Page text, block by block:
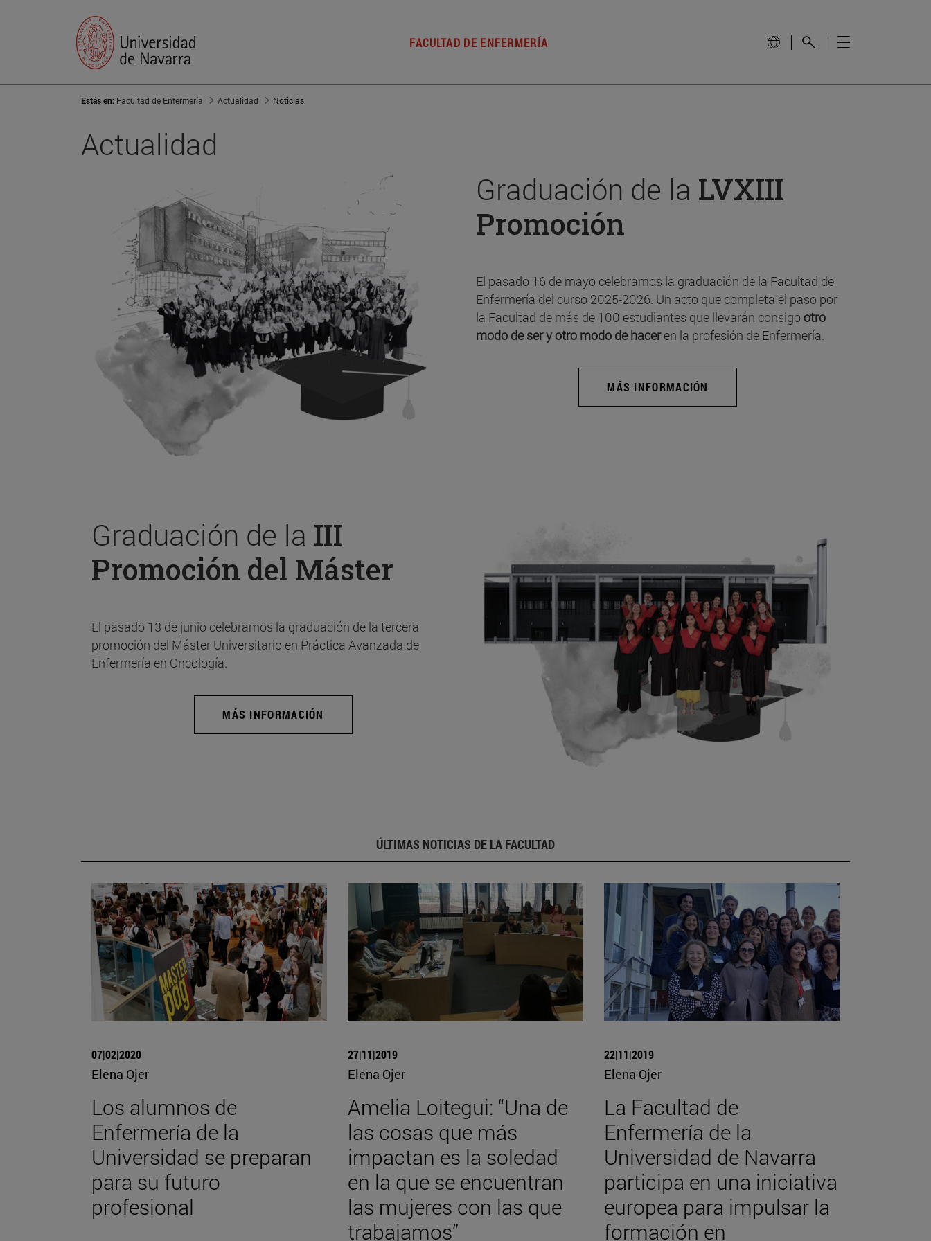
FACULTAD DE ENFERMERÍA
Estás en: Facultad de Enfermería Actualidad Noticias
Actualidad
Graduación de la LVXIII
Promoción
El pasado 16 de mayo celebramos la graduación de la Facultad de
Enfermería del curso 2025-2026. Un acto que completa el paso por
la Facultad de más de 100 estudiantes que llevarán consigo otro
modo de ser y otro modo de haceren la profesión de Enfermería.
MÁS INFORMACIÓN
Graduación de la III
Promoción del Máster
El pasado 13 de junio celebramos la graduación de la tercera
promoción del Máster Universitario en Práctica Avanzada de
Enfermería en Oncología.
MÁS INFORMACIÓN
ÚLTIMAS NOTICIAS DE LA FACULTAD
07|02|2020
Elena Ojer
Los alumnos de
Enfermería de la
Universidad se preparan
para su futuro
profesional
27|11|2019
Elena Ojer
Amelia Loitegui: “Una de
las cosas que más
impactan es la soledad
en la que se encuentran
las mujeres con las que
trabajamos”
22|11|2019
Elena Ojer
La Facultad de
Enfermería de la
Universidad de Navarra
participa en una iniciativa
europea para impulsar la
formación en